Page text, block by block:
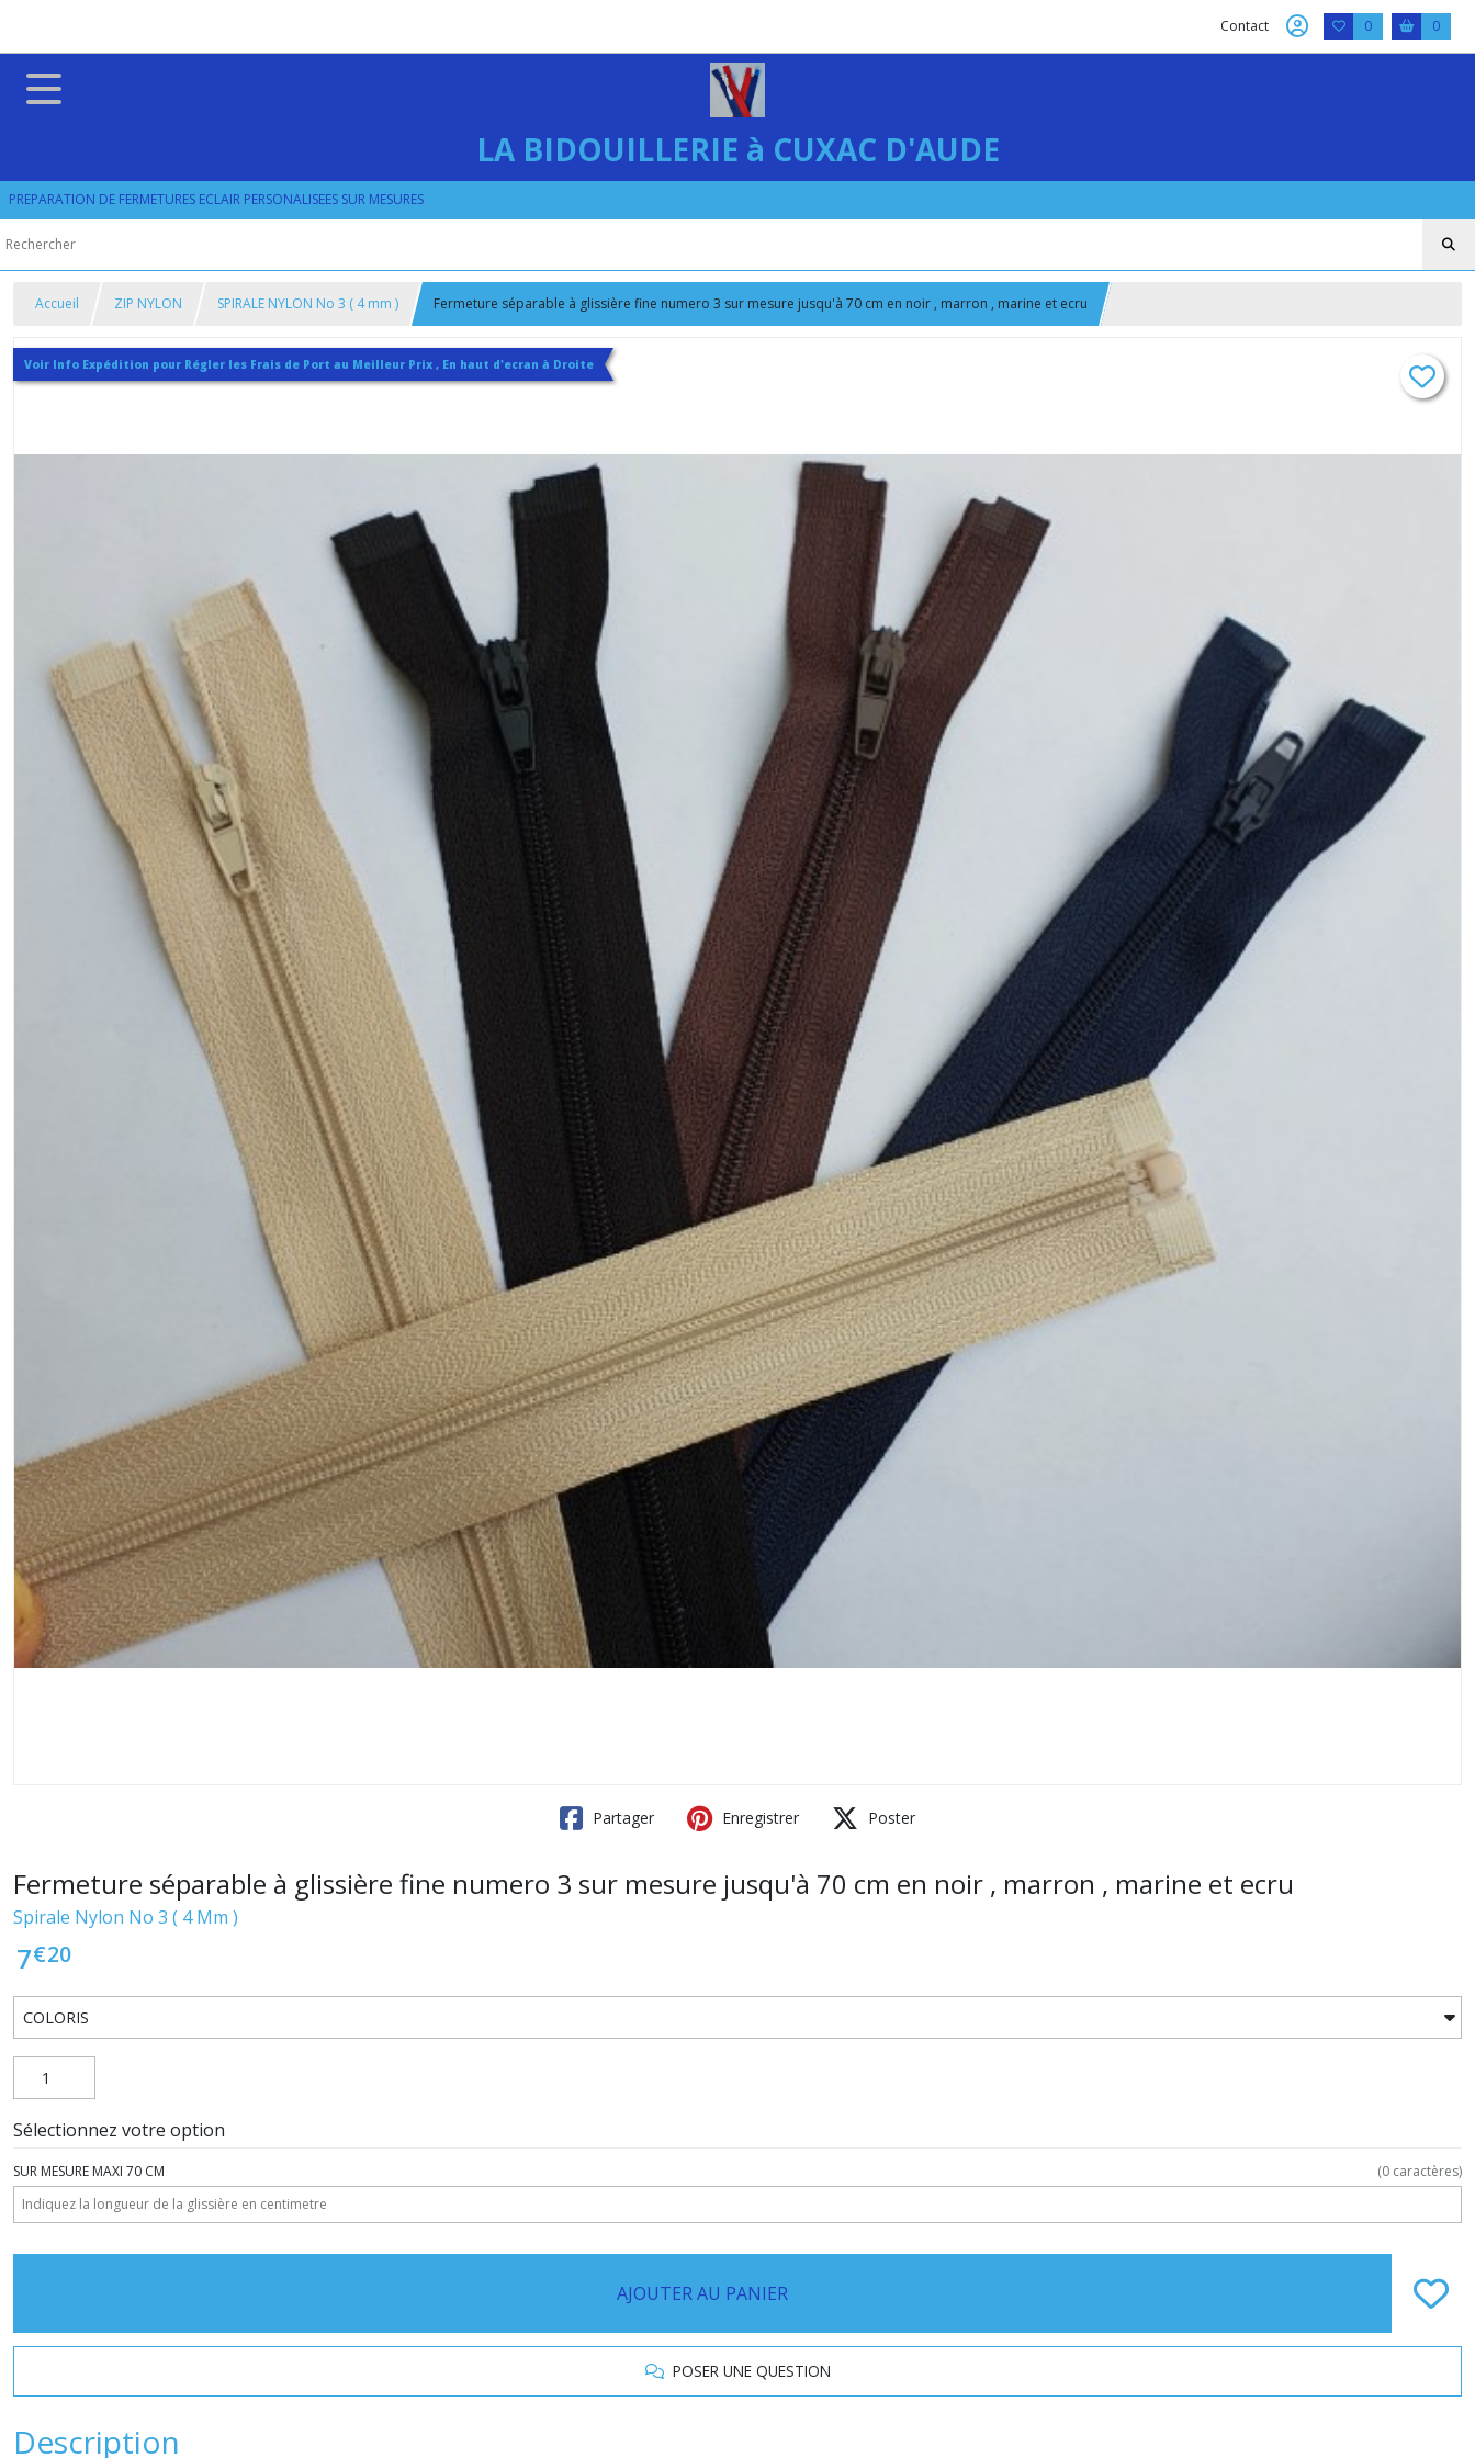
Contact 0 0
LA BIDOUILLERIE à CUXAC D'AUDE
PREPARATION DE FERMETURES ECLAIR PERSONALISEES SUR MESURES
Accueil ZIP NYLON SPIRALE NYLON No 3 ( 4 mm ) Fermeture séparable à glissière fine numero 3 sur mesure jusqu'à 70 cm en noir , marron , marine et ecru
Voir Info Expédition pour Régler les Frais de Port au Meilleur Prix , En haut d'ecran à Droite
Partager Enregistrer Poster
Fermeture séparable à glissière fine numero 3 sur mesure jusqu'à 70 cm en noir , marron , marine et ecru
Spirale Nylon No 3 ( 4 Mm )
7€20
Sélectionnez votre option
SUR MESURE MAXI 70 CM (0 caractères)
AJOUTER AU PANIER
POSER UNE QUESTION
Description